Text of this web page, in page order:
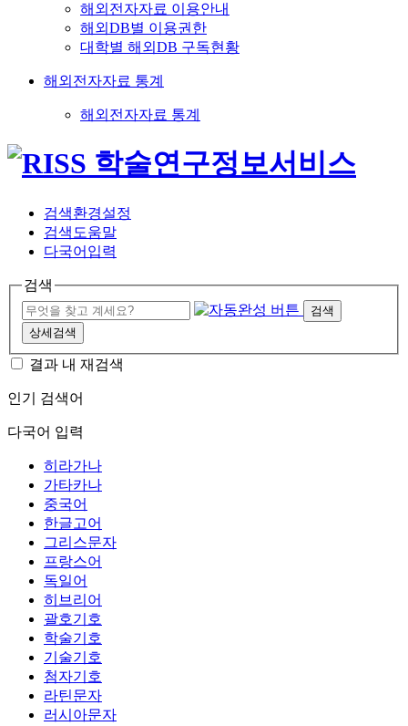
해외전자자료 이용안내
해외DB별 이용권한
대학별 해외DB 구독현황
해외전자자료 통계
해외전자자료 통계
검색환경설정
검색도움말
다국어입력
검색
검색
상세검색
결과 내 재검색
인기 검색어
다국어 입력
히라가나
가타카나
중국어
한글고어
그리스문자
프랑스어
독일어
히브리어
괄호기호
학술기호
기술기호
첨자기호
라틴문자
러시아문자